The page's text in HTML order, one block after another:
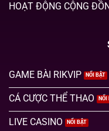
HOẠT ĐỘNG CỘNG
GAME BÀI RIKVIP
CÁ CƯỢC THỂ THAO
LIVE CASINO